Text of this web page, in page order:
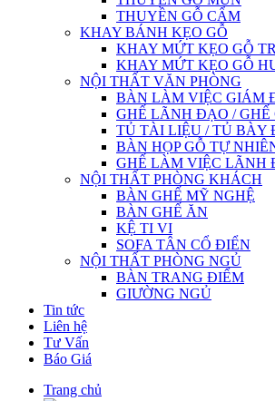
THUYỀN GỖ CẨM
KHAY BÁNH KẸO GỖ
KHAY MỨT KẸO GỖ
KHAY MỨT KẸO GỖ
NỘI THẤT VĂN PHÒNG
BÀN LÀM VIỆC GIÁM
GHẾ LÃNH ĐẠO / GHẾ
TỦ TÀI LIỆU / TỦ BÀY
BÀN HỌP GỖ TỰ
GHẾ LÀM VIỆC LÃNH
NỘI THẤT PHÒNG KHÁCH
BÀN GHẾ MỸ NGHỆ
BÀN GHẾ ĂN
KỆ TI VI
SOFA TÂN CỔ ĐIỂN
NỘI THẤT PHÒNG NGỦ
BÀN TRANG ĐIỂM
GIƯỜNG NGỦ
Tin tức
Liên hệ
Tư Vấn
Báo Giá
Trang chủ